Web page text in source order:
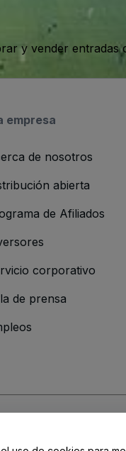
y vender entradas
empresa
de nosotros
abierta
de Afiliados
corporativo
de prensa